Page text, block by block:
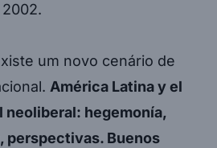
um novo cenário de
América Latina y el
neoliberal: hegemonía,
perspectivas. Buenos